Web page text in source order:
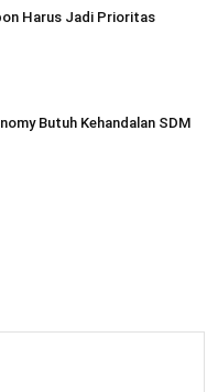
Harus Jadi Prioritas
Butuh Kehandalan SDM